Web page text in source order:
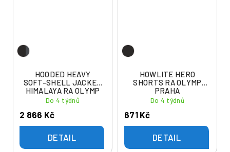
HOODED HEAVY
SOFT-SHELL JACKET
HIMALAYA RA OLYMP
PRAHA
Do 4 týdnů
2 866 Kč
DETAIL
HOWLITE HERO
SHORTS RA OLYMP
PRAHA
Do 4 týdnů
671 Kč
DETAIL